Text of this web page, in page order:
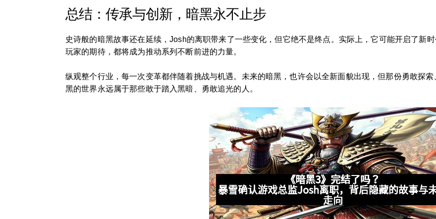
总结：传承与创新，暗黑永不止步
史诗般的暗黑故事还在延续，Josh的离职带来了一些变化，但它绝不是终点。实际上，它可能开启了新
玩家的期待，都将成为推动系列不断前进的力量。
纵观整个行业，每一次变革都伴随着挑战与机遇。未来的暗黑，也许会以全新面貌出现，但那份勇敢探
黑的世界永远属于那些敢于踏入黑暗、勇敢追光的人。